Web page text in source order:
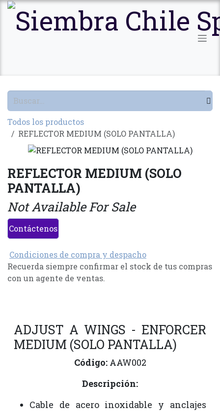
Ir al contenido
Todos los productos
REFLECTOR MEDIUM (SOLO PANTALLA)
REFLECTOR MEDIUM (SOLO
PANTALLA)
Not Available For Sale
Contáctenos
Condiciones de compra y despacho
Recuerda siempre confirmar el stock de tus compras
con un agente de ventas.
ADJUST A WINGS - ENFORCER
MEDIUM (SOLO PANTALLA)
Código:AAW002
Descripción:
Cable de acero inoxidable y anclajes